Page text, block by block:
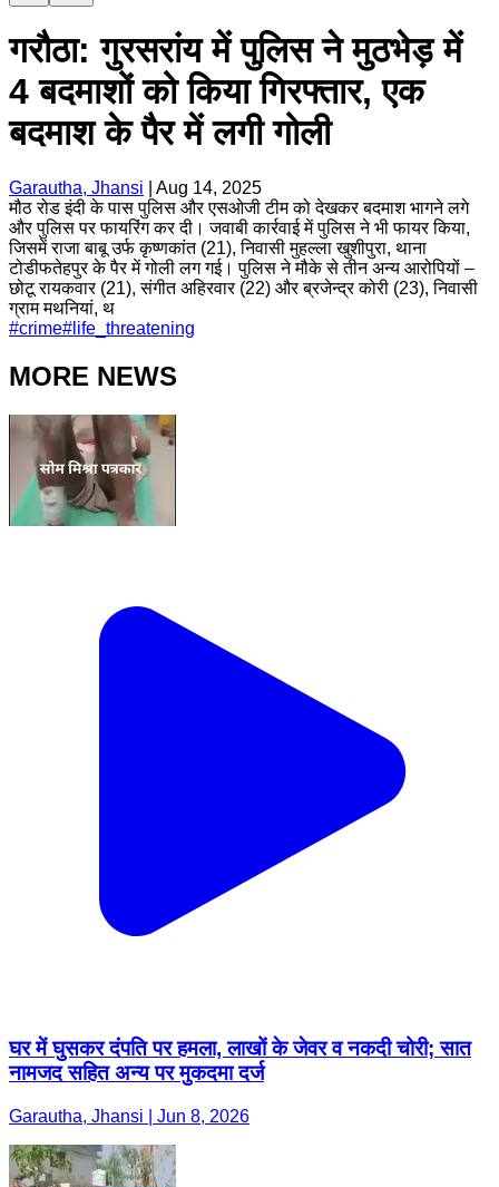
गरौठा: गुरसरांय में पुलिस ने मुठभेड़ में
4 बदमाशों को किया गिरफ्तार, एक
बदमाश के पैर में लगी गोली
Garautha, Jhansi
Aug 14, 2025
मौठ रोड इंदी के पास पुलिस और एसओजी टीम को देखकर बदमाश भागने लगे
और पुलिस पर फायरिंग कर दी। जवाबी कार्रवाई में पुलिस ने भी फायर किया,
जिसमें राजा बाबू उर्फ कृष्णकांत (21), निवासी मुहल्ला खुशीपुरा, थाना
टोडीफतेहपुर के पैर में गोली लग गई। पुलिस ने मौके से तीन अन्य आरोपियों –
छोटू रायकवार (21), संगीत अहिरवार (22) और ब्रजेन्द्र कोरी (23), निवासी
ग्राम मथनियां, थ
#crime# life_threatening
MORE NEWS
घर में घुसकर दंपति पर हमला, लाखों के जेवर व नकदी चोरी; सात
नामजद सहित अन्य पर मुकदमा दर्ज
Garautha, Jhansi | Jun 8, 2026